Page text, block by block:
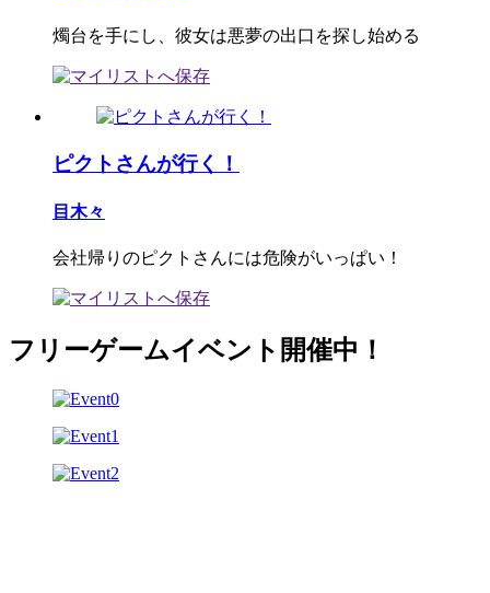
燭台を手にし、彼女は悪夢の出口を探し始める
ピクトさんが行く！
目木々
会社帰りのピクトさんには危険がいっぱい！
フリーゲームイベント開催中！